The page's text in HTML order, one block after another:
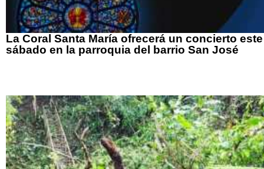
La Coral Santa María ofrecerá un concierto este
sábado en la parroquia del barrio San José